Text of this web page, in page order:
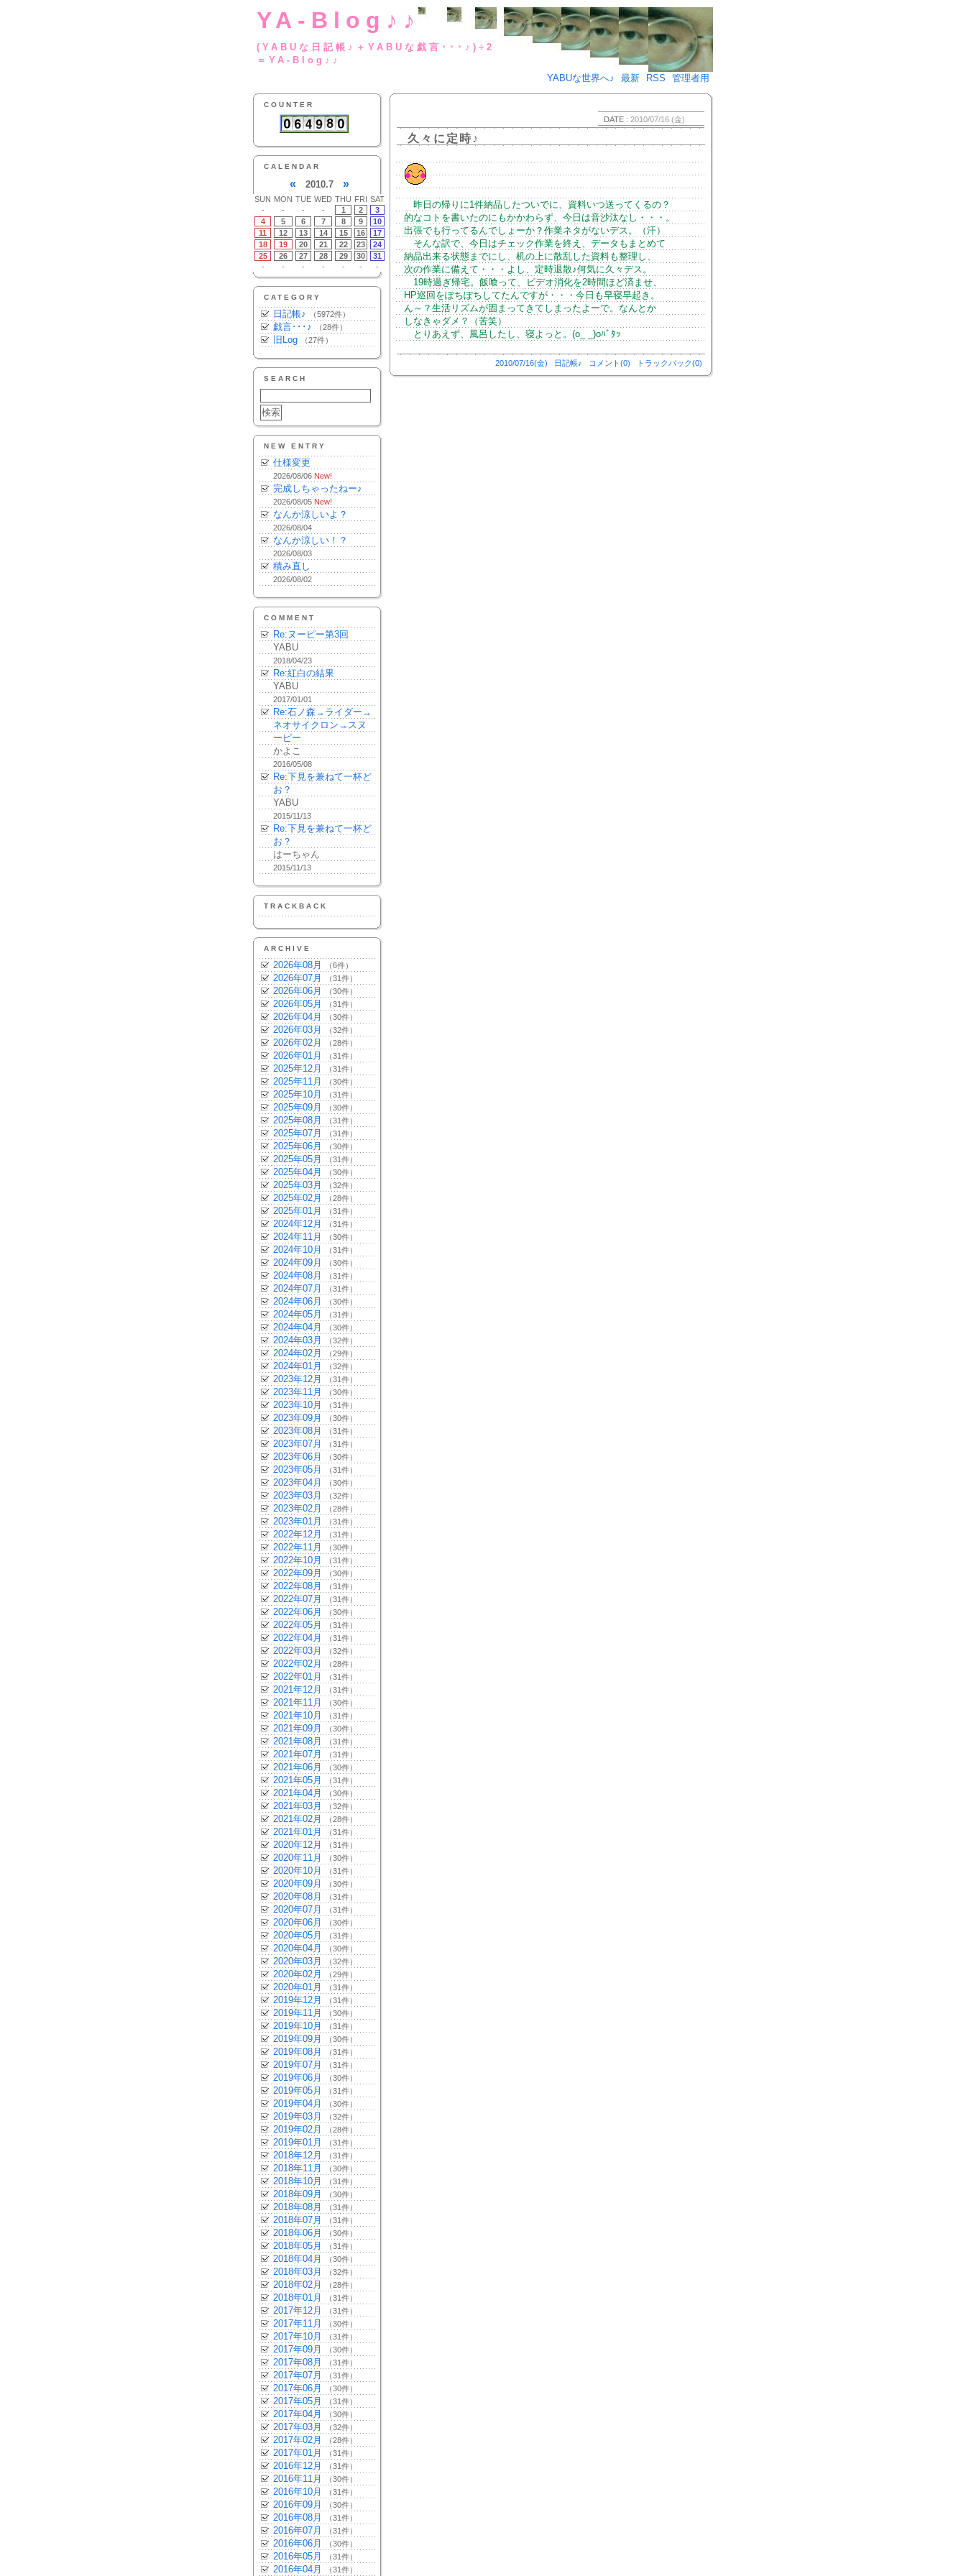
YA-Blog♪♪
(YABUな日記帳♪＋YABUな戯言･･･♪)÷2
＝YA-Blog♪♪
YABUな世界へ♪
最新 RSS 管理者用
COUNTER
CALENDAR
« 2010.7 »
SUN MON TUE WED THU FRI SAT
-
- - - 1 2
3
4
5 6 7 8 9
10
11
12 13 14 15 16
17
18
19 20 21 22 23
24
25
26 27 28 29 30
31
-
- - - - - -
CATEGORY
日記帳♪ （5972件）
戯言･･･♪ （28件）
旧Log （27件）
SEARCH
NEW ENTRY
仕様変更
2026/08/06 New!
完成しちゃったねー♪
2026/08/05 New!
なんか涼しいよ？
2026/08/04
なんか涼しい！？
2026/08/03
積み直し
2026/08/02
COMMENT
Re:ヌーピー第3回
YABU
2018/04/23
Re:紅白の結果
YABU
2017/01/01
Re:石ノ森→ライダー→
ネオサイクロン→スヌ
ーピー
かよこ
2016/05/08
Re:下見を兼ねて一杯ど
お？
YABU
2015/11/13
Re:下見を兼ねて一杯ど
お？
はーちゃん
2015/11/13
TRACKBACK
ARCHIVE
2026年08月 （6件）
2026年07月 （31件）
2026年06月 （30件）
2026年05月 （31件）
2026年04月 （30件）
2026年03月 （32件）
2026年02月 （28件）
2026年01月 （31件）
2025年12月 （31件）
2025年11月 （30件）
2025年10月 （31件）
2025年09月 （30件）
2025年08月 （31件）
2025年07月 （31件）
2025年06月 （30件）
2025年05月 （31件）
2025年04月 （30件）
2025年03月 （32件）
2025年02月 （28件）
2025年01月 （31件）
2024年12月 （31件）
2024年11月 （30件）
2024年10月 （31件）
2024年09月 （30件）
2024年08月 （31件）
2024年07月 （31件）
2024年06月 （30件）
2024年05月 （31件）
2024年04月 （30件）
2024年03月 （32件）
2024年02月 （29件）
2024年01月 （32件）
2023年12月 （31件）
2023年11月 （30件）
2023年10月 （31件）
2023年09月 （30件）
2023年08月 （31件）
2023年07月 （31件）
2023年06月 （30件）
2023年05月 （31件）
2023年04月 （30件）
2023年03月 （32件）
2023年02月 （28件）
2023年01月 （31件）
2022年12月 （31件）
2022年11月 （30件）
2022年10月 （31件）
2022年09月 （30件）
2022年08月 （31件）
2022年07月 （31件）
2022年06月 （30件）
2022年05月 （31件）
2022年04月 （31件）
2022年03月 （32件）
2022年02月 （28件）
2022年01月 （31件）
2021年12月 （31件）
2021年11月 （30件）
2021年10月 （31件）
2021年09月 （30件）
2021年08月 （31件）
2021年07月 （31件）
2021年06月 （30件）
2021年05月 （31件）
2021年04月 （30件）
2021年03月 （32件）
2021年02月 （28件）
2021年01月 （31件）
2020年12月 （31件）
2020年11月 （30件）
2020年10月 （31件）
2020年09月 （30件）
2020年08月 （31件）
2020年07月 （31件）
2020年06月 （30件）
2020年05月 （31件）
2020年04月 （30件）
2020年03月 （32件）
2020年02月 （29件）
2020年01月 （31件）
2019年12月 （31件）
2019年11月 （30件）
2019年10月 （31件）
2019年09月 （30件）
2019年08月 （31件）
2019年07月 （31件）
2019年06月 （30件）
2019年05月 （31件）
2019年04月 （30件）
2019年03月 （32件）
2019年02月 （28件）
2019年01月 （31件）
2018年12月 （31件）
2018年11月 （30件）
2018年10月 （31件）
2018年09月 （30件）
2018年08月 （31件）
2018年07月 （31件）
2018年06月 （30件）
2018年05月 （31件）
2018年04月 （30件）
2018年03月 （32件）
2018年02月 （28件）
2018年01月 （31件）
2017年12月 （31件）
2017年11月 （30件）
2017年10月 （31件）
2017年09月 （30件）
2017年08月 （31件）
2017年07月 （31件）
2017年06月 （30件）
2017年05月 （31件）
2017年04月 （30件）
2017年03月 （32件）
2017年02月 （28件）
2017年01月 （31件）
2016年12月 （31件）
2016年11月 （30件）
2016年10月 （31件）
2016年09月 （30件）
2016年08月 （31件）
2016年07月 （31件）
2016年06月 （30件）
2016年05月 （31件）
2016年04月 （31件）
DATE : 2010/07/16 (金)
久々に定時♪
昨日の帰りに1件納品したついでに、資料いつ送ってくるの？
的なコトを書いたのにもかかわらず、今日は音沙汰なし・・・。
出張でも行ってるんでしょーか？作業ネタがないデス。（汗）
そんな訳で、今日はチェック作業を終え、データもまとめて
納品出来る状態までにし、机の上に散乱した資料も整理し、
次の作業に備えて・・・よし、定時退散♪何気に久々デス。
19時過ぎ帰宅。飯喰って、ビデオ消化を2時間ほど済ませ、
HP巡回をぽちぽちしてたんですが・・・今日も早寝早起き。
ん～？生活リズムが固まってきてしまったよーで。なんとか
しなきゃダメ？（苦笑）
とりあえず、風呂したし、寝よっと。(o_ _)oﾊﾞﾀｯ
2010/07/16(金) 日記帳♪ コメント(0) トラックバック(0)